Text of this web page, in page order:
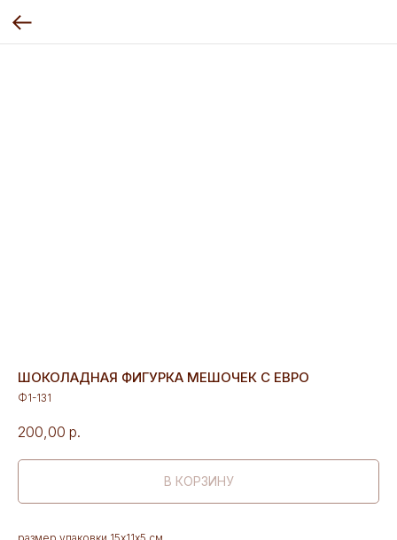
ШОКОЛАДНАЯ ФИГУРКА МЕШОЧЕК С ЕВРО
Ф1-131
200,00 р.
В КОРЗИНУ